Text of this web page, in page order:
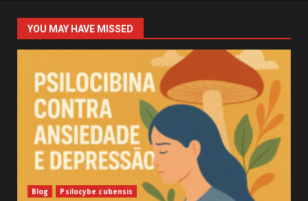
YOU MAY HAVE MISSED
Blog Psilocybe cubensis